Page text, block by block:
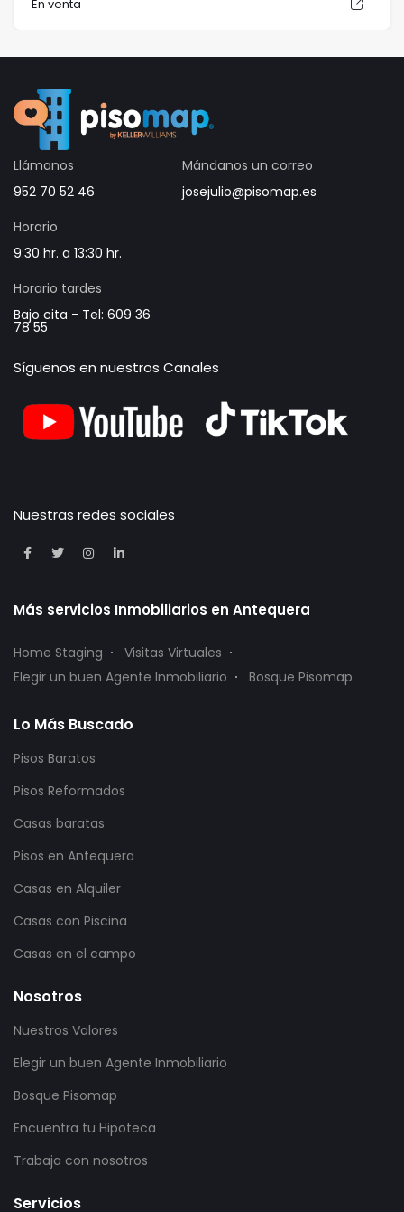
En venta
Llámanos
952 70 52 46
Mándanos un correo
josejulio@pisomap.es
Horario
9:30 hr. a 13:30 hr.
Horario tardes
Bajo cita - Tel: 609 36
78 55
Síguenos en nuestros Canales
Nuestras redes sociales
Más servicios Inmobiliarios en Antequera
Home Staging
Visitas Virtuales
Elegir un buen Agente Inmobiliario
Bosque Pisomap
Lo Más Buscado
Pisos Baratos
Pisos Reformados
Casas baratas
Pisos en Antequera
Casas en Alquiler
Casas con Piscina
Casas en el campo
Nosotros
Nuestros Valores
Elegir un buen Agente Inmobiliario
Bosque Pisomap
Encuentra tu Hipoteca
Trabaja con nosotros
Servicios